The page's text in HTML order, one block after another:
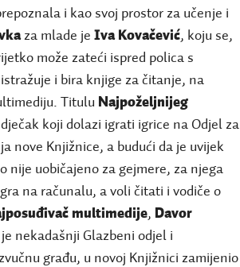
i kao svoj prostor za učenje i
za mlade jeIva Kovačević, koju se,
može zateći ispred polica s
i bira knjige za čitanje, na
Titulu Najpoželjnijeg
koji dolazi igrati igrice na Odjel za
nove Knjižnice, a budući da je uvijek
uobičajeno za gejmere, za njega
na računalu, a voli čitati i vodiče o
multimedije, Davor
nekadašnji Glazbeni odjel i
građu, u novoj Knjižnici zamijenio